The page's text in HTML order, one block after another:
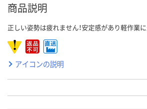
商品説明
正しい姿勢は疲れません！安定感があり軽作業に
アイコンの説明